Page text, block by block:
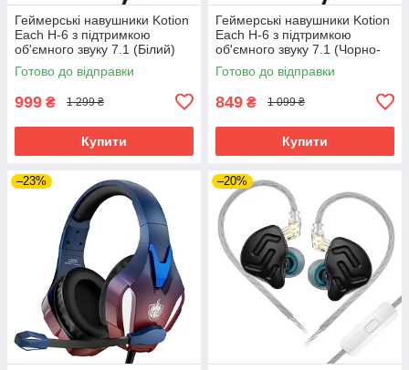
Геймерські навушники Kotion
Each H-6 з підтримкою
об'ємного звуку 7.1 (Білий)
Готово до відправки
999 ₴ 1 299 ₴
Купити
Геймерські навушники Kotion
Each H-6 з підтримкою
об'ємного звуку 7.1 (Чорно-
червоний)
Готово до відправки
849 ₴ 1 099 ₴
Купити
–23% –20%